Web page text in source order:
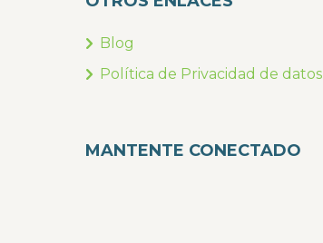
Blog
Política de Privacidad de datos
MANTENTE CONECTADO